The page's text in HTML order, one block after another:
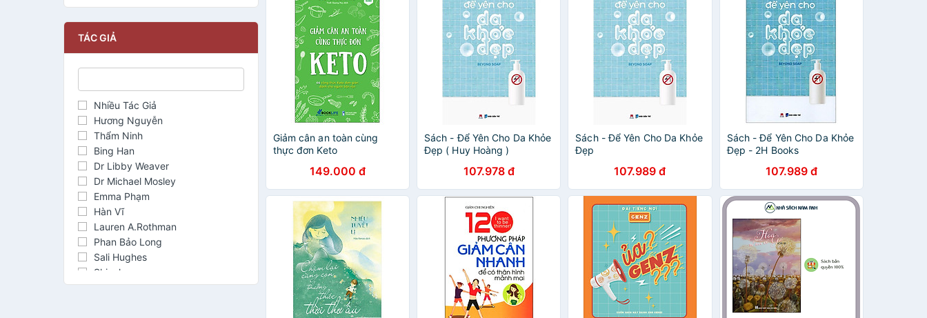
TÁC GIẢ
Nhiều Tác Giả
Hương Nguyễn
Thẩm Ninh
Bing Han
Dr Libby Weaver
Dr Michael Mosley
Emma Phạm
Hàn Vĩ
Lauren A.Rothman
Phan Bảo Long
Sali Hughes
Shizuku
Si-na Yu
Giảm cân an toàn cùng
thực đơn Keto
149.000 đ
Sách - Để Yên Cho Da Khỏe
Đẹp ( Huy Hoàng )
107.978 đ
Sách - Để Yên Cho Da Khỏe
Đẹp
107.989 đ
Sách - Để Yên Cho Da Khỏe
Đẹp - 2H Books
107.989 đ